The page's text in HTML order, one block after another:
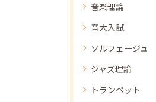
音楽理論
音大入試
ソルフェージュ
ジャズ理論
トランペット